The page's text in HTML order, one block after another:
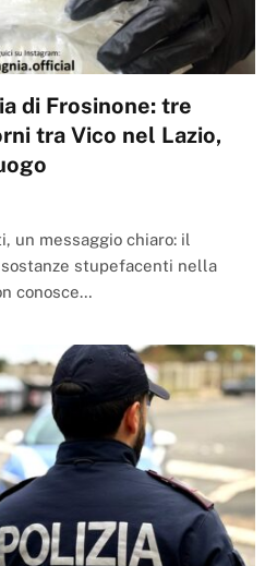
di Frosinone: tre
tra Vico nel Lazio,
un messaggio chiaro: il
stupefacenti nella
conosce…